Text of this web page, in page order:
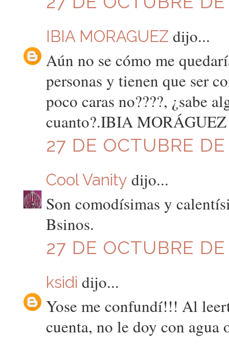
IBIA MORAGUEZ dijo...
Aún no se cómo me
personas y tienen que ser
poco caras no????, ¿sabe
cuanto?.IBIA MORÁGUEZ
27 DE OCTUBRE
Cool Vanity dijo...
Son comodísimas y
Bsinos.
27 DE OCTUBRE
ksidi dijo...
Yose me confundí!!! Al
cuenta, no le doy con